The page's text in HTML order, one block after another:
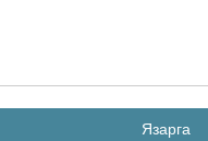
Язарга